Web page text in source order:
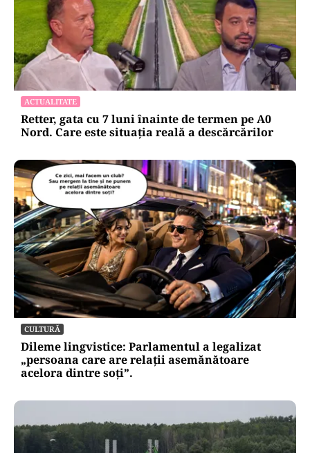
ACTUALITATE
Retter, gata cu 7 luni înainte de termen pe A0
Nord. Care este situația reală a descărcărilor
CULTURĂ
Dileme lingvistice: Parlamentul a legalizat
„persoana care are relații asemănătoare
acelora dintre soți”.